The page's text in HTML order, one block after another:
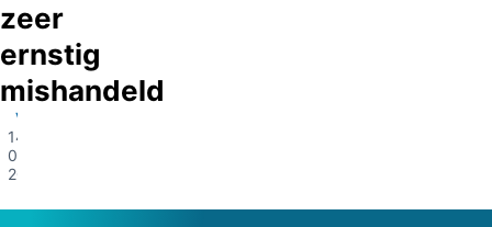
Zaken
zeer
ernstig
mishandeld
Valkenswaard
14-
05-
2024